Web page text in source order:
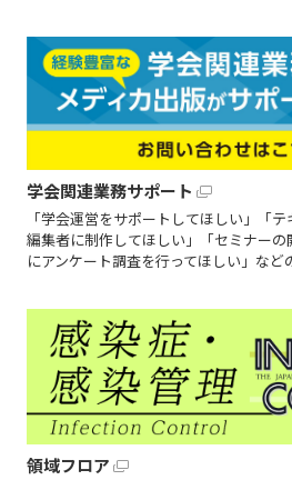
学会関連業務サポート
「学会運営をサポートしてほしい」「
編集者に制作してほしい」「セミナー
にアンケート調査を行ってほしい」など
領域フロア